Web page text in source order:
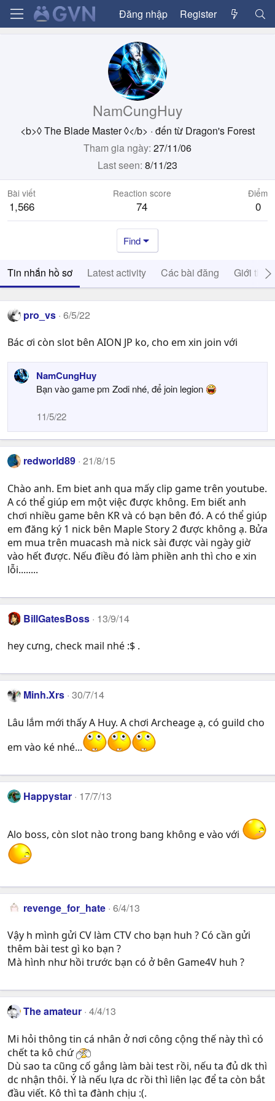
Đăng nhập Register
NamCungHuy
<b>◊ The Blade Master ◊</b> · đến từ Dragon's Forest
Tham gia ngày 27/11/06
Last seen 8/11/23
Bài viết
1,566
Reaction score
74
Điểm
0
Find
Tin nhắn hồ sơ Latest activity Các bài đăng Giới thiệu
pro_vs 6/5/22
Bác ơi còn slot bên AION JP ko, cho em xin join với
NamCungHuy
Bạn vào game pm Zodi nhé, để join legion
11/5/22
redworld89 21/8/15
Chào anh. Em biet anh qua mấy clip game trên youtube.
A có thể giúp em một việc được không. Em biết anh
chơi nhiều game bên KR và có bạn bên đó. A có thể giúp
em đăng ký 1 nick bên Maple Story 2 được không ạ. Bửa
em mua trên muacash mà nick sài được vài ngày giờ
vào hết được. Nếu điều đó làm phiền anh thì cho e xin
lỗi........
BillGatesBoss 13/9/14
hey cưng, check mail nhé :$ .
Minh.Xrs 30/7/14
Lâu lắm mới thấy A Huy. A chơi Archeage ạ, có guild cho
em vào ké nhé...
Happystar 17/7/13
Alo boss, còn slot nào trong bang không e vào với
revenge_for_hate 6/4/13
Vậy h mình gửi CV làm CTV cho bạn huh ? Có cần gửi
thêm bài test gì ko bạn ?
Mà hình như hồi trước bạn có ở bên Game4V huh ?
The amateur 4/4/13
Mi hỏi thông tin cá nhân ở nơi công cộng thế này thì có
chết ta kô chứ
Dù sao ta cũng cố gắng làm bài test rồi, nếu ta đủ dk thì
dc nhận thôi. Ý là nếu lựa dc rồi thì liên lạc để ta còn bắt
đầu viết. Kô thì ta đành chịu :(.